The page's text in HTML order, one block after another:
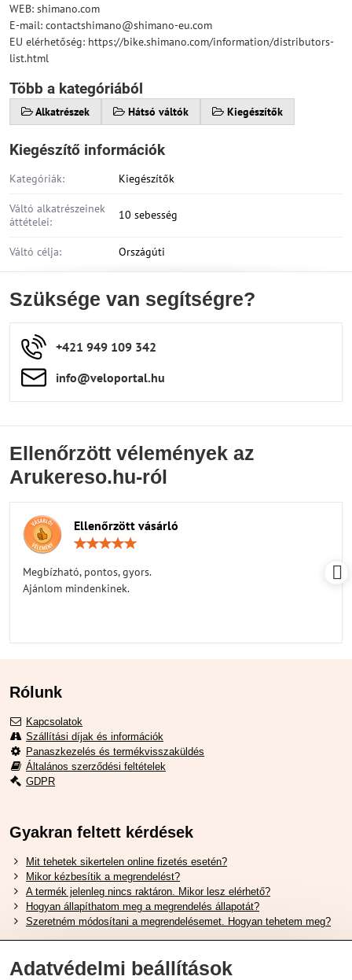
WEB: shimano.com
E-mail: contactshimano@shimano-eu.com
EU elérhetőség: https://bike.shimano.com/information/distributors-
list.html
Több a kategóriából
Alkatrészek Hátsó váltók Kiegészítők
Kiegészítő információk
Kategóriák: Kiegészítők
Váltó alkatrészeinek
áttételei:
10 sebesség
Váltó célja: Országúti
Szüksége van segítségre?
+421 949 109 342
info​​@veloportal​.hu
Ellenőrzött vélemények az
Arukereso.hu-ról
Ellenőrzött vásárló
Megbízható, pontos, gyors.
Ajánlom mindenkinek.
Rólunk
Kapcsolatok
Szállítási díjak és információk
Panaszkezelés és termékvisszaküldés
Általános szerződési feltételek
GDPR
Gyakran feltett kérdések
Mit tehetek sikertelen online fizetés esetén?
Mikor kézbesítik a megrendelést?
A termék jelenleg nincs raktáron. Mikor lesz elérhető?
Hogyan állapíthatom meg a megrendelés állapotát?
Szeretném módosítani a megrendelésemet. Hogyan tehetem meg?
Hasznos Linkek
Adatvédelmi beállítások